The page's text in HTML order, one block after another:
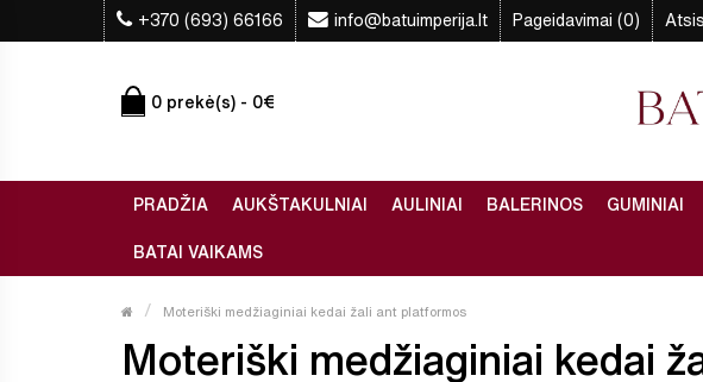
+370 (693) 66166 info@batuimperija.lt Pageidavimai (0)
0 prekė(s) - 0€
PRADŽIA AUKŠTAKULNIAI AULINIAI BALERINOS GUMINIAI
BATAI VAIKAMS
Moteriški medžiaginiai kedai žali ant platformos
Moteriški medžiaginiai kedai